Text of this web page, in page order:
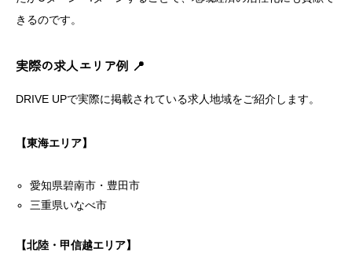
きるのです。
実際の求人エリア例 📍
DRIVE UPで実際に掲載されている求人地域をご紹介します。
【東海エリア】
愛知県碧南市・豊田市
三重県いなべ市
【北陸・甲信越エリア】